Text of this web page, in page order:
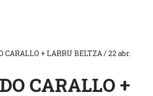
CARALLO + LARRU BELTZA / 22 abr.
CARALLO +